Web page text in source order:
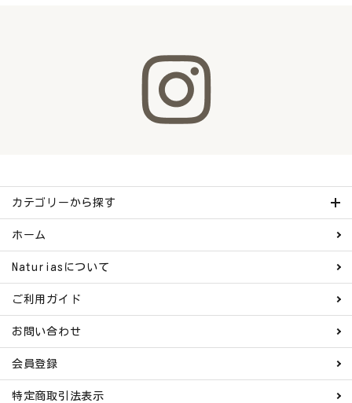
カテゴリーから探す
ホーム
Naturiasについて
ご利用ガイド
お問い合わせ
会員登録
特定商取引法表示